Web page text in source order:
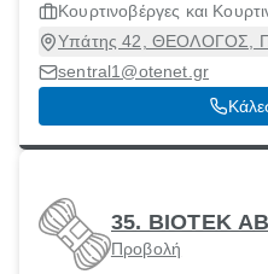
Κουρτινοβέργες και
Υπάτης 42, ΘΕΟΛΟΓΟΣ,
sentral1@otenet.gr
35. ΒΙΟΤΕΚ
Προβολή